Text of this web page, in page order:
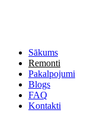
Sākums
Remonti
Pakalpojumi
Blogs
FAQ
Kontakti